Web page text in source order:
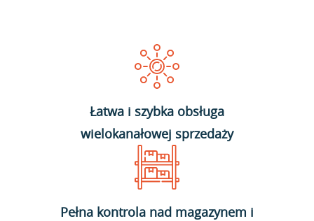
Łatwa i szybka obsługa
wielokanałowej sprzedaży
Pełna kontrola nad magazynem i